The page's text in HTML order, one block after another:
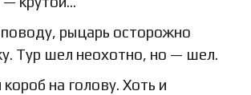
рыцарь осторожно
Тур шел неохотно, но — шел.
на голову. Хоть и